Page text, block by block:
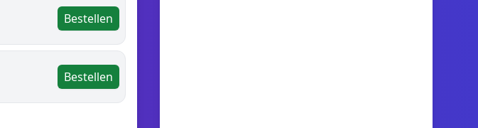
Bestellen
Bestellen